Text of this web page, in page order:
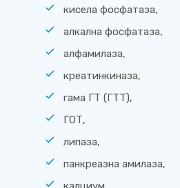
кисела фосфатаза,
алкална фосфатаза,
алфамилаза,
креатинкиназа,
гама ГТ (ГТТ),
ГОТ,
липаза,
панкреазна амилаза,